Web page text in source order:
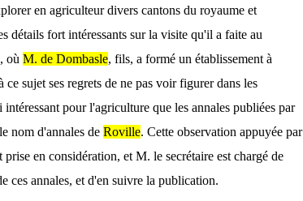
en agriculteur divers cantons du royaume et
détails fort intéressants sur la visite qu'il a faite au
où M. de Dombasle, fils, a formé un établissement à
ce sujet ses regrets de ne pas voir figurer dans les
pour l'agriculture que les annales publiées par
nom d'annales de Roville. Cette observation appuyée par
en considération, et M. le secrétaire est chargé de
ces annales, et d'en suivre la publication.